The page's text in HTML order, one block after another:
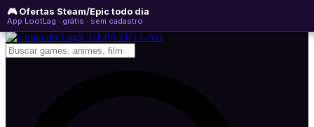
🎮 Ofertas Steam/Epic todo dia
App LootLag · grátis · sem cadastro
quinta-feira, 06 de agosto de 2026
Newsletter
CULPA DO LAG